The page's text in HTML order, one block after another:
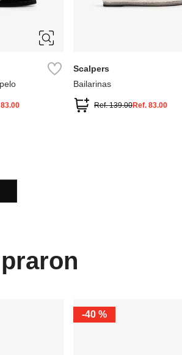
83.00
Scalpers
Bailarinas
Ref.139.00Ref. 83.00
-40 %